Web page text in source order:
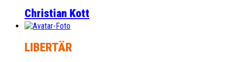
Christian Kott
LIBERTÄR